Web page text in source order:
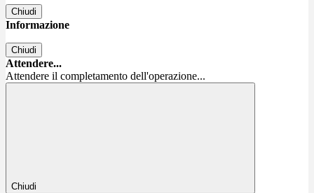
Chiudi
Informazione
Chiudi
Attendere...
Attendere il completamento dell'operazione...
Chiudi